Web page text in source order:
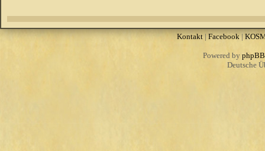
Kontakt| Facebook|
Powered by phpBB
Deutsche